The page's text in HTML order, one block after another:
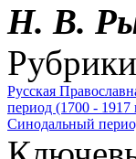
Н. В.
Русская
период (1700 - 1917
Синодальный